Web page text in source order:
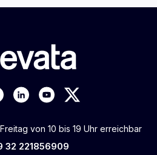
von 10 bis 19 Uhr erreichbar
32 221856909